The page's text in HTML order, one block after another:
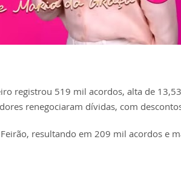
registrou 519 mil acordos, alta de
renegociaram dívidas, com
resultando em 209 mil acordos e